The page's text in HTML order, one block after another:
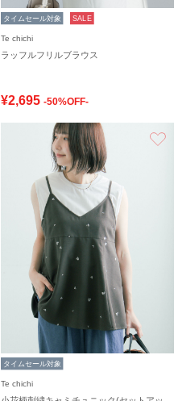
タイムセール対象 SALE
Te chichi
ラッフルフリルブラウス
¥2,695 -50%OFF-
タイムセール対象
Te chichi